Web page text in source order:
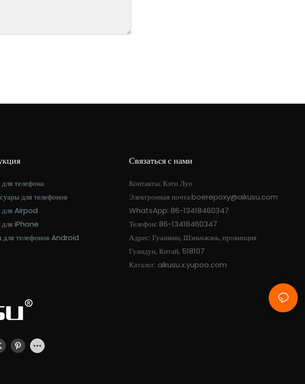
телефона
для телефонов
для Airpod
для iPhone
для телефонов Android
Связаться с нами
Контакты: Кэти Луо
Электронная почта:boerepoxy@aikusu.com
WhatsApp: 86-13418460347
Телефон: 86-13418460347
Адрес: Гуанмин, Шэньчжэнь, провинция
Гуандун, Китай, 518107
Каталог: aikusu.x.yupoo.com